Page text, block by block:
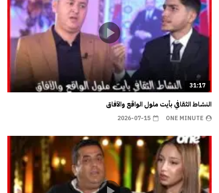
31:17
النشاط الثقافي بأيت ملول الواقع والآفاق
ONE MINUTE
2026-07-15